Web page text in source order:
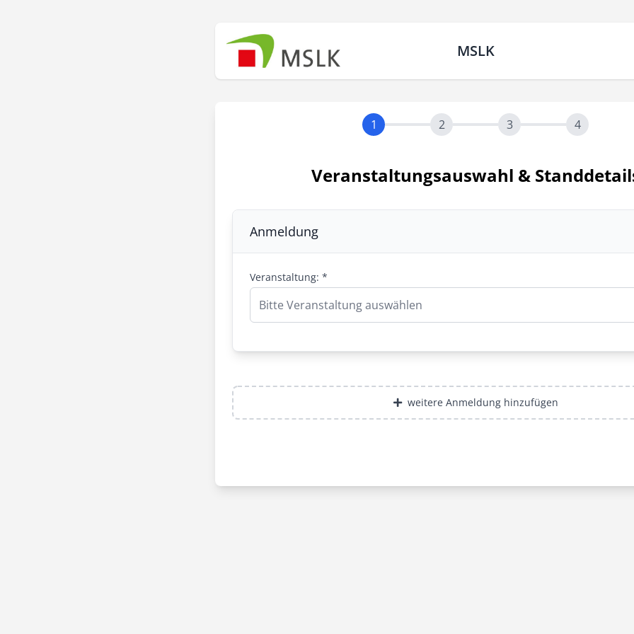
MSLK
1 2 3 4
Veranstaltungsauswahl &
Anmeldung
Veranstaltung: *
Bitte Veranstaltung auswählen
weitere Anmeldung hinzufügen